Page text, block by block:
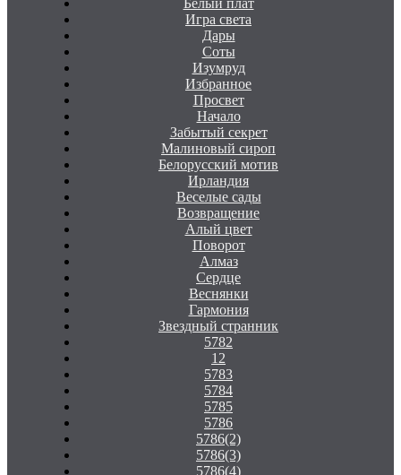
Белый плат
Игра света
Дары
Соты
Изумруд
Избранное
Просвет
Начало
Забытый секрет
Малиновый сироп
Белорусский мотив
Ирландия
Веселые сады
Возвращение
Алый цвет
Поворот
Алмаз
Сердце
Веснянки
Гармония
Звездный странник
5782
12
5783
5784
5785
5786
5786(2)
5786(3)
5786(4)